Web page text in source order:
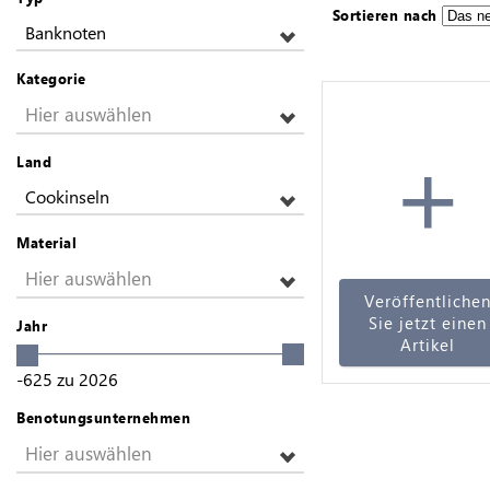
Banknoten
Kategorie
Hier auswählen
Land
Cookinseln
Material
Hier auswählen
Jahr
-625 zu 2026
Benotungsunternehmen
Hier auswählen
Sortieren nach
+
Veröffentlichen
Sie jetzt einen
Artikel